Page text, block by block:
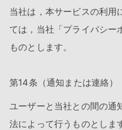
当社は，本サービスの利用
ては，当社「プライバシー
ものとします。
第14条（通知または連絡）
ユーザーと当社との間の通
法によって行うものとしま